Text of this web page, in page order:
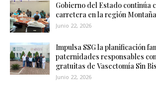
Gobierno del Estado continúa
carretera en la región Montaña
Junio 22, 2026
Impulsa SSG la planificación
paternidades responsables
gratuitas de Vasectomía Sin
Junio 22, 2026